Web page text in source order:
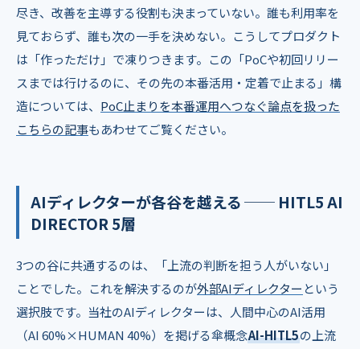
尽き、改善を主導する役割も決まっていない。誰も利用率を
見ておらず、誰も次の一手を決めない。こうしてプロダクト
は「作っただけ」で凍りつきます。この「PoCや初回リリー
スまでは行けるのに、その先の本番活用・定着で止まる」構
造については、 PoC止まりを本番運用へつなぐ論点を扱った
こちらの記事もあわせてご覧ください。
AIディレクターが各谷を越える ── HITL5 AI
DIRECTOR 5層
3つの谷に共通するのは、「上流の判断を担う人がいない」
ことでした。これを解決するのが外部AIディレクター という
選択肢です。当社のAIディレクターは、人間中心のAI活用
（AI 60%×HUMAN 40%）を掲げる傘概念AI-HITL5の上流